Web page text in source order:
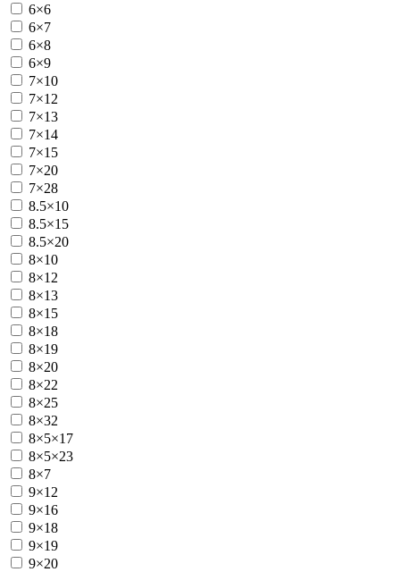
6×6
6×7
6×8
6×9
7×10
7×12
7×13
7×14
7×15
7×20
7×28
8.5×10
8.5×15
8.5×20
8×10
8×12
8×13
8×15
8×18
8×19
8×20
8×22
8×25
8×32
8×5×17
8×5×23
8×7
9×12
9×16
9×18
9×19
9×20